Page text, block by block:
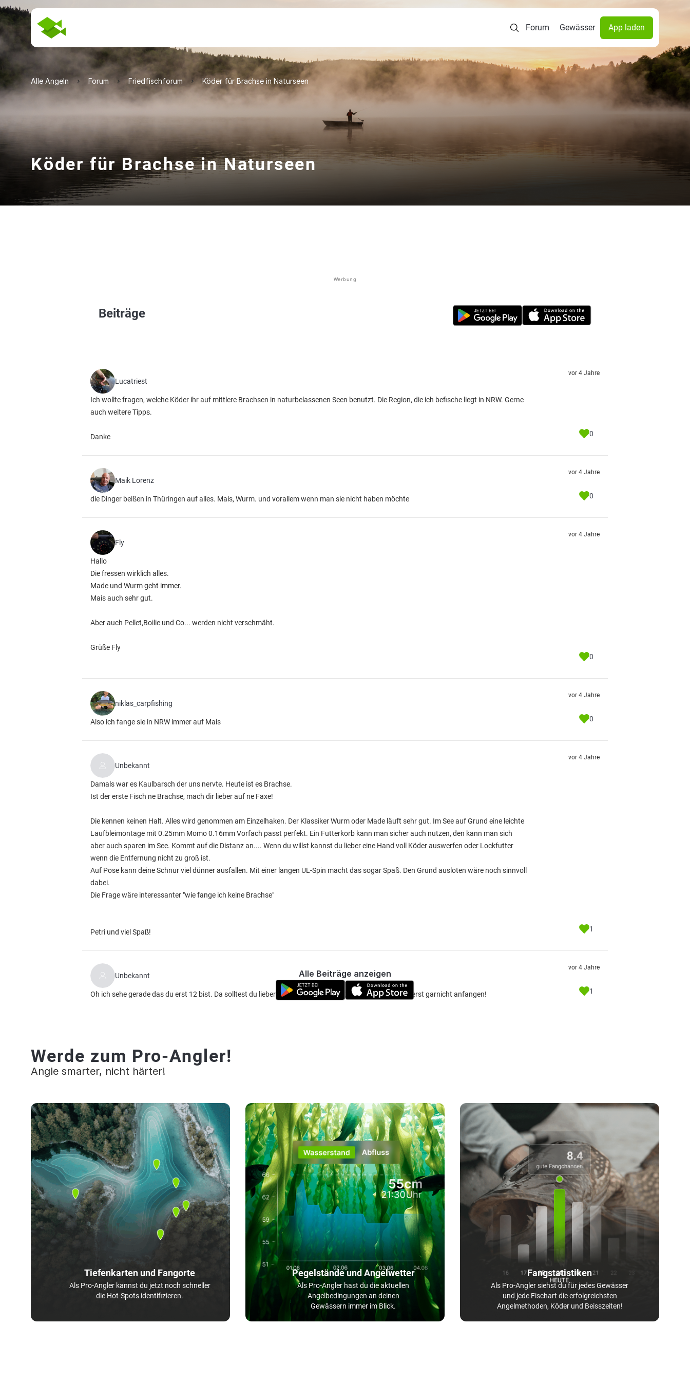
Forum Gewässer App laden
Alle Angeln Forum Friedfischforum Köder für Brachse in Naturseen
Köder für Brachse in Naturseen
Werbung
Beiträge
Lucatriest
Ich wollte fragen, welche Köder ihr auf mittlere Brachsen in naturbelassenen Seen benutzt. Die Region, die ich befische liegt in NRW. Gerne
auch weitere Tipps.
Danke
vor 4 Jahre
0
Maik Lorenz
die Dinger beißen in Thüringen auf alles. Mais, Wurm. und vorallem wenn man sie nicht haben möchte
vor 4 Jahre
0
Fly
Hallo
Die fressen wirklich alles.
Made und Wurm geht immer.
Mais auch sehr gut.
Aber auch Pellet,Boilie und Co... werden nicht verschmäht.
Grüße Fly
vor 4 Jahre
0
niklas_carpfishing
Also ich fange sie in NRW immer auf Mais
vor 4 Jahre
0
Unbekannt
Damals war es Kaulbarsch der uns nervte. Heute ist es Brachse.
Ist der erste Fisch ne Brachse, mach dir lieber auf ne Faxe!
Die kennen keinen Halt. Alles wird genommen am Einzelhaken. Der Klassiker Wurm oder Made läuft sehr gut. Im See auf Grund eine leichte
Laufbleimontage mit 0.25mm Momo 0.16mm Vorfach passt perfekt. Ein Futterkorb kann man sicher auch nutzen, den kann man sich
aber auch sparen im See. Kommt auf die Distanz an.... Wenn du willst kannst du lieber eine Hand voll Köder auswerfen oder Lockfutter
wenn die Entfernung nicht zu groß ist.
Auf Pose kann deine Schnur viel dünner ausfallen. Mit einer langen UL-Spin macht das sogar Spaß. Den Grund ausloten wäre noch sinnvoll
dabei.
Die Frage wäre interessanter "wie fange ich keine Brachse"
Petri und viel Spaß!
vor 4 Jahre
1
Unbekannt
Oh ich sehe gerade das du erst 12 bist. Da solltest du lieber noch paar Jahre warten mit der Faxe oder erst garnicht anfangen!
vor 4 Jahre
1
Alle Beiträge anzeigen
Werde zum Pro-Angler!
Angle smarter, nicht härter!
Tiefenkarten und Fangorte
Als Pro-Angler kannst du jetzt noch schneller
die Hot-Spots identifizieren.
Pegelstände und Angelwetter
Als Pro-Angler hast du die aktuellen
Angelbedingungen an deinen
Gewässern immer im Blick.
Fangstatistiken
Als Pro-Angler siehst du für jedes Gewässer
und jede Fischart die erfolgreichsten
Angelmethoden, Köder und Beisszeiten!